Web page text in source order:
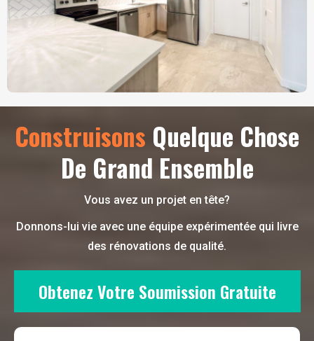
Construisons Quelque Chose
De Grand Ensemble
Vous avez un projet en tête?
Donnons-lui vie avec une équipe expérimentée qui livre
des rénovations de qualité.
Obtenez Votre Soumission Gratuite